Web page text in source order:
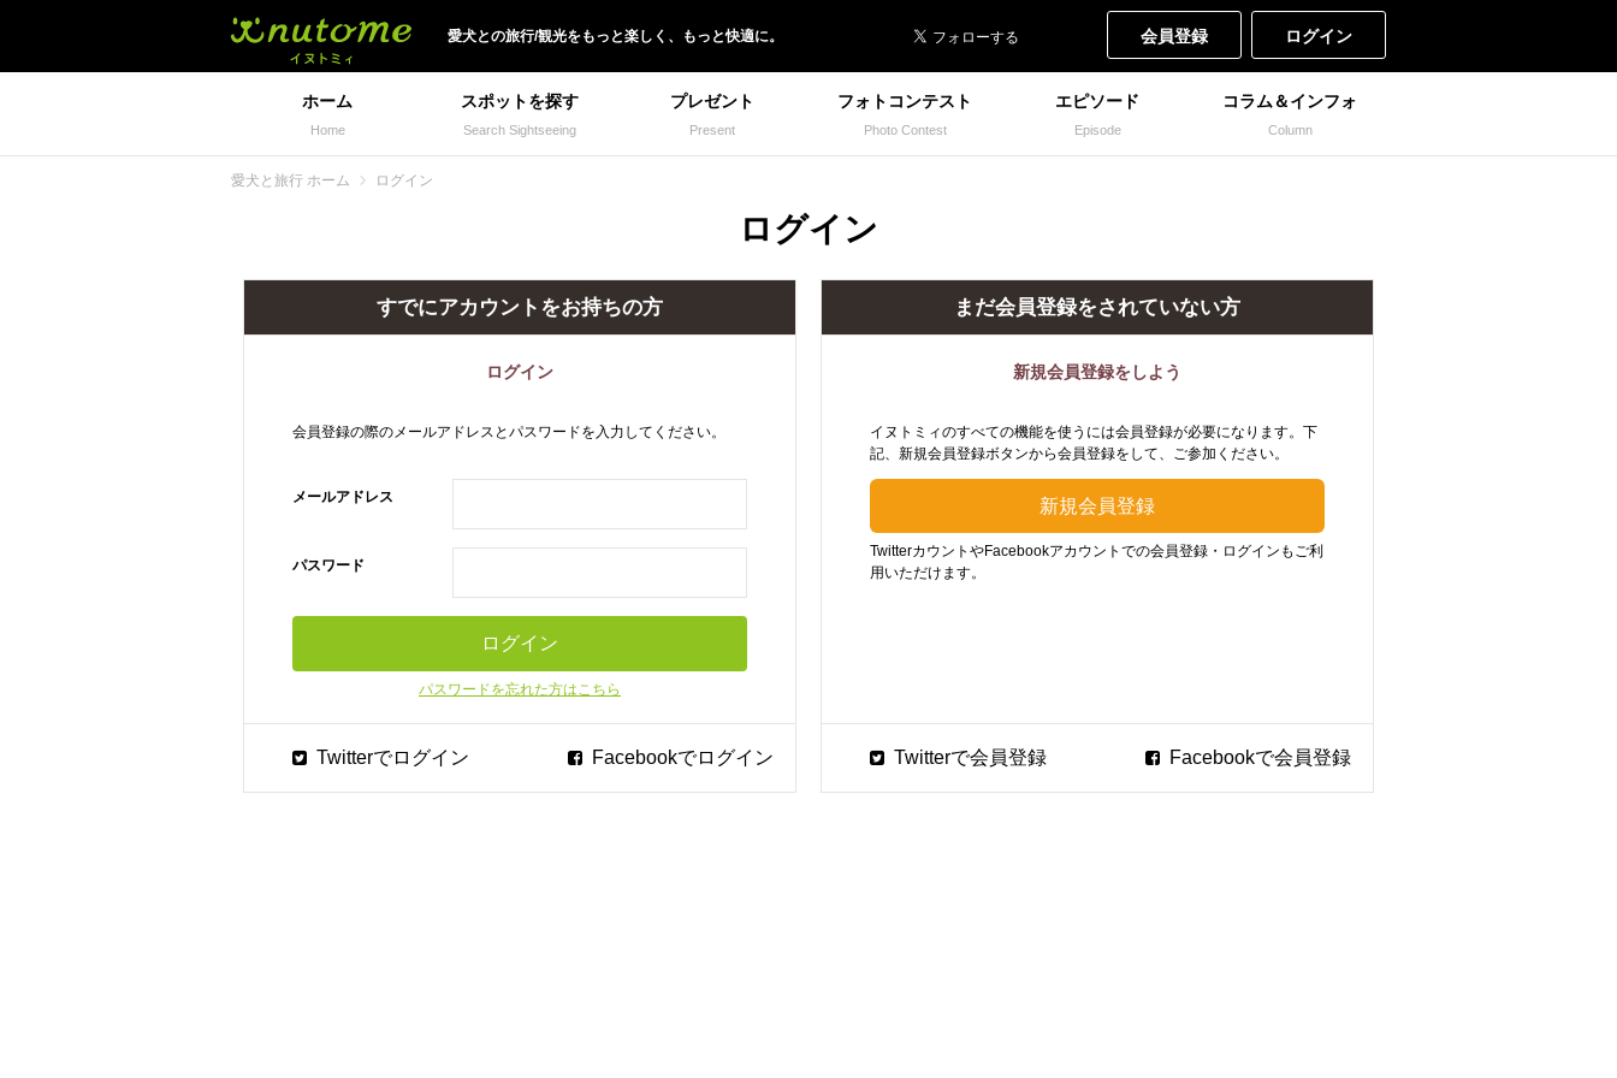
愛犬との旅行/観光をもっと楽しく、 もっと快適に。 会員登録 ログイン
ホーム
Home
スポットを探す
Search Sightseeing
プレゼント
Present
フォトコンテスト
Photo Contest
エピソード
Episode
コラム＆インフォ
Column
愛犬と旅行 ホーム ログイン
ログイン
すでにアカウントをお持ちの方
ログイン
会員登録の際のメールアドレスとパスワードを入力してください。
メールアドレス
パスワード
パスワードを忘れた方はこちら
まだ会員登録をされていない方
新規会員登録をしよう
イヌトミィのすべての機能を使うには会員登録が必要になります。下
記、新規会員登録ボタンから会員登録をして、ご参加ください。
TwitterカウントやFacebookアカウントでの会員登録・ログインもご利
用いただけます。